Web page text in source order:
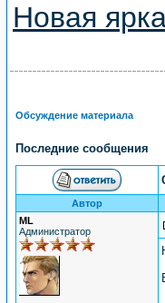
Новая
Обсуждение материала
Последние сообщения
Автор
ML
Администратор